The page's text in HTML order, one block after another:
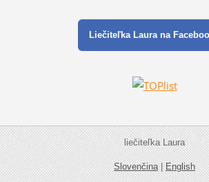
Liečiteľka Laura na
liečiteľka Laura
Slovenčina|English